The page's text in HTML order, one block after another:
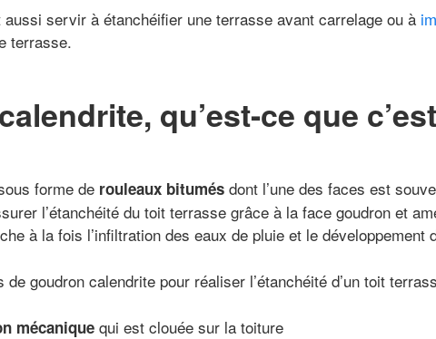
aussi servir à étanchéifier une terrasse avant carrelage ou à
terrasse.
qu’est-ce que
forme de rouleaux bitumésdont l’une des faces est
l’étanchéité du toit terrasse grâce à la face goudron et
à la fois l’infiltration des eaux de pluie et le développement
goudron calendrite pour réaliser l’étanchéité d’un toit
mécaniquequi est clouée sur la toiture